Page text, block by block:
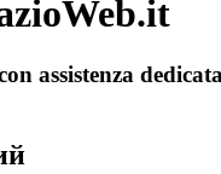
assistenza